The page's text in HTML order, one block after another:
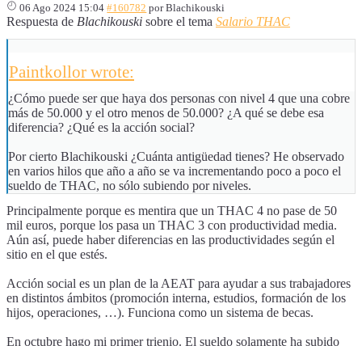
06 Ago 2024 15:04 #160782 porBlachikouski
Respuesta de Blachikouski sobre el tema Salario THAC
Paintkollor wrote:
¿Cómo puede ser que haya dos personas con nivel 4 que una cobre
más de 50.000 y el otro menos de 50.000? ¿A qué se debe esa
diferencia? ¿Qué es la acción social?
Por cierto Blachikouski ¿Cuánta antigüedad tienes? He observado
en varios hilos que año a año se va incrementando poco a poco el
sueldo de THAC, no sólo subiendo por niveles.
Principalmente porque es mentira que un THAC 4 no pase de 50
mil euros, porque los pasa un THAC 3 con productividad media.
Aún así, puede haber diferencias en las productividades según el
sitio en el que estés.
Acción social es un plan de la AEAT para ayudar a sus trabajadores
en distintos ámbitos (promoción interna, estudios, formación de los
hijos, operaciones, …). Funciona como un sistema de becas.
En octubre hago mi primer trienio. El sueldo solamente ha subido